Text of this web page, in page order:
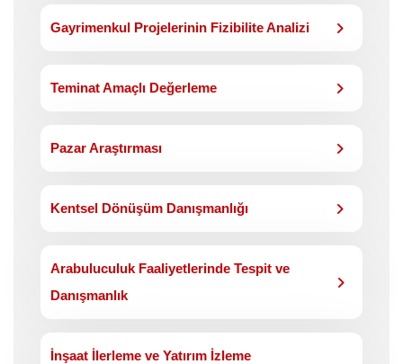
Gayrimenkul Projelerinin Fizibilite Analizi
Teminat Amaçlı Değerleme
Pazar Araştırması
Kentsel Dönüşüm Danışmanlığı
Arabuluculuk Faaliyetlerinde Tespit ve
Danışmanlık
İnşaat İlerleme ve Yatırım İzleme